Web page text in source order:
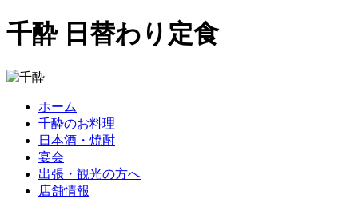
千酔 日替わり定食
ホーム
千酔のお料理
日本酒・焼酎
宴会
出張・観光の方へ
店舗情報